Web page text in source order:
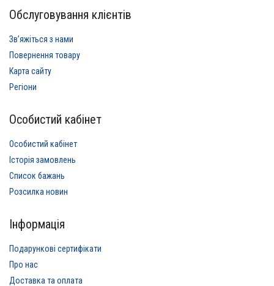
Обслуговування клієнтів
Звʼяжіться з нами
Повернення товару
Карта сайту
Регіони
Особистий кабінет
Особистий кабінет
Історія замовлень
Список бажань
Розсилка новин
Інформація
Подарункові сертифікати
Про нас
Доставка та оплата